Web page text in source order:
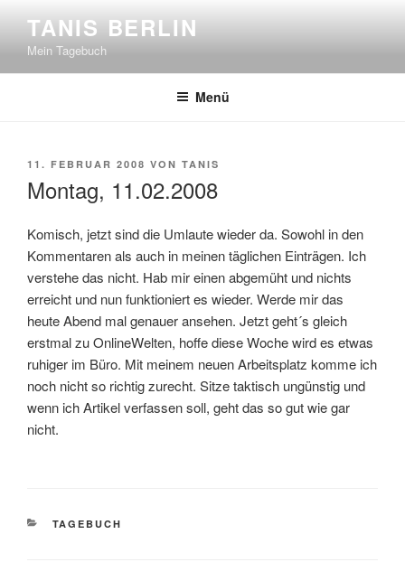
springen
TANIS BERLIN
Mein Tagebuch
Menü
VERÖFFENTLICHT
11. FEBRUAR 2008 VON TANIS
Montag, 11.02.2008
Komisch, jetzt sind die Umlaute wieder da. Sowohl in den
Kommentaren als auch in meinen täglichen Einträgen. Ich
verstehe das nicht. Hab mir einen abgemüht und nichts
erreicht und nun funktioniert es wieder. Werde mir das
heute Abend mal genauer ansehen. Jetzt geht´s gleich
erstmal zu OnlineWelten, hoffe diese Woche wird es etwas
ruhiger im Büro. Mit meinem neuen Arbeitsplatz komme ich
noch nicht so richtig zurecht. Sitze taktisch ungünstig und
wenn ich Artikel verfassen soll, geht das so gut wie gar
nicht.
KATEGORIEN
TAGEBUCH